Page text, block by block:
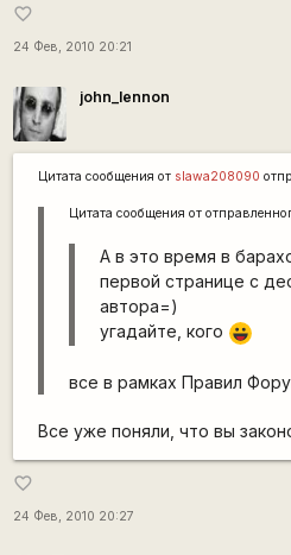
favorite_border
24 Фев, 2010 20:21
john_lennon
Цитата сообщения от slawa208090
Цитата сообщения от
А в это время в
первой странице с
автора=)
угадайте, кого |-))
все в рамках Правил
Все уже поняли, что вы
favorite_border
24 Фев, 2010 20:27